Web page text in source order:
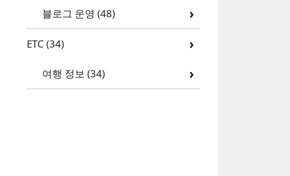
블로그 운영 (48)
ETC (34)
여행 정보 (34)